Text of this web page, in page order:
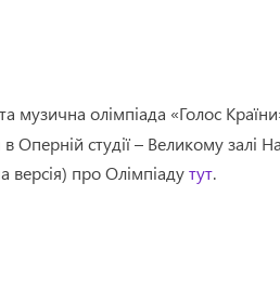
музична олімпіада «Голос
Оперній студії – Великому залі
про Олімпіадутут.